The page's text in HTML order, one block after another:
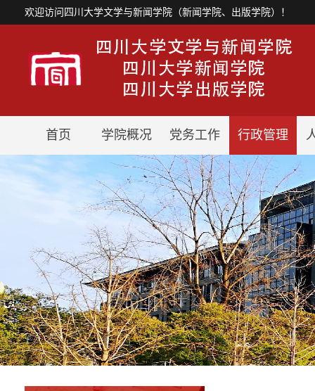
欢迎访问四川大学文学与新闻学院（新闻学院、出版学院）！
首页 学院概况 党务工作 行政管理